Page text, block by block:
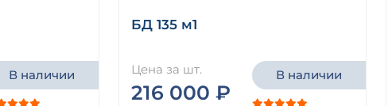
В наличии
БД 135 м1
Цена за шт.
216 000 ₽
В наличии